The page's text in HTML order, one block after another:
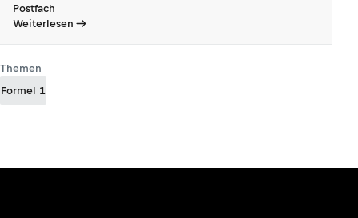
Postfach
Weiterlesen
Themen
Formel 1